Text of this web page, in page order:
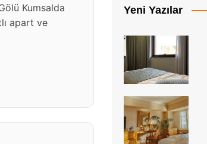
Kumsalda
apart ve
Yeni Yazılar